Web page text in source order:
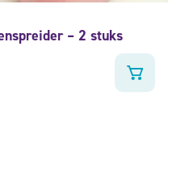
– 2 stuks